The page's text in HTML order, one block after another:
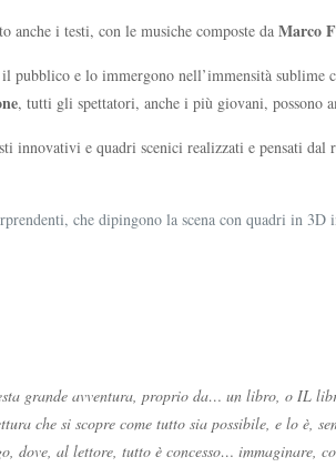
anche i testi, con le musiche composte daMarco
pubblico e lo immergono nell’immensità sublime
, tutti gli spettatori, anche i più giovani, possono
innovativi e quadri scenici realizzati e pensati
che dipingono la scena con quadri in 3D
grande avventura, proprio da… un libro, o IL
che si scopre come tutto sia possibile, e lo è,
dove, al lettore, tutto è concesso… immaginare,